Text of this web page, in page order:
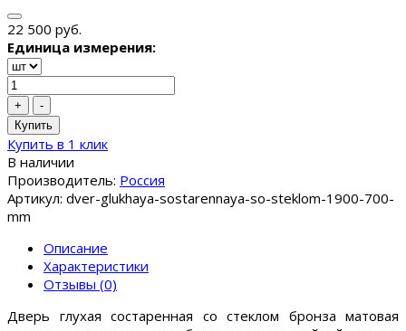
22 500 руб.
Единица измерения:
+
-
Купить
Купить в 1 клик
В наличии
Производитель: Россия
Артикул: dver-glukhaya-sostarennaya-so-steklom-1900-700-
mm
Описание
Характеристики
Отзывы (0)
Дверь глухая состаренная со стеклом бронза матовая